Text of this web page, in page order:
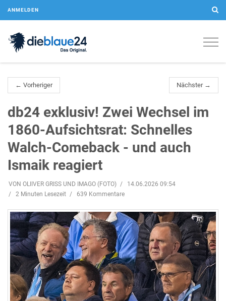
ANMELDEN
← Vorheriger Nächster →
db24 exklusiv! Zwei Wechsel im
1860-Aufsichtsrat: Schnelles
Walch-Comeback - und auch
Ismaik reagiert
VON OLIIVER GRISS UND IMAGO (FOTO)
14.06.2026 09:54
2 Minuten Lesezeit
639 Kommentare